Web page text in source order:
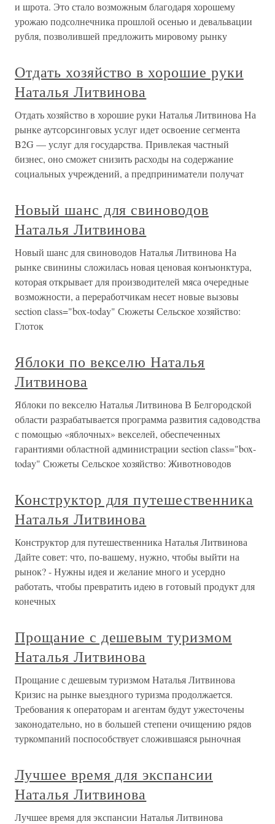
и шрота. Это стало возможным благодаря хорошему
урожаю подсолнечника прошлой осенью и девальвации
рубля, позволившей предложить мировому рынку
Отдать хозяйство в хорошие руки
Наталья Литвинова
Отдать хозяйство в хорошие руки Наталья Литвинова На
рынке аутсорсинговых услуг идет освоение сегмента
B2G — услуг для государства. Привлекая частный
бизнес, оно сможет снизить расходы на содержание
социальных учреждений, а предприниматели получат
Новый шанс для свиноводов
Наталья Литвинова
Новый шанс для свиноводов Наталья Литвинова На
рынке свинины сложилась новая ценовая конъюнктура,
которая открывает для производителей мяса очередные
возможности, а переработчикам несет новые вызовы
section class="box-today" Сюжеты Сельское хозяйство:
Глоток
Яблоки по векселю Наталья
Литвинова
Яблоки по векселю Наталья Литвинова В Белгородской
области разрабатывается программа развития садоводства
с помощью «яблочных» векселей, обеспеченных
гарантиями областной администрации section class="box-
today" Сюжеты Сельское хозяйство: Животноводов
Конструктор для путешественника
Наталья Литвинова
Конструктор для путешественника Наталья Литвинова
Дайте совет: что, по-вашему, нужно, чтобы выйти на
рынок? - Нужны идея и желание много и усердно
работать, чтобы превратить идею в готовый продукт для
конечных
Прощание с дешевым туризмом
Наталья Литвинова
Прощание с дешевым туризмом Наталья Литвинова
Кризис на рынке выездного туризма продолжается.
Требования к операторам и агентам будут ужесточены
законодательно, но в большей степени очищению рядов
туркомпаний поспособствует сложившаяся рыночная
Лучшее время для экспансии
Наталья Литвинова
Лучшее время для экспансии Наталья Литвинова